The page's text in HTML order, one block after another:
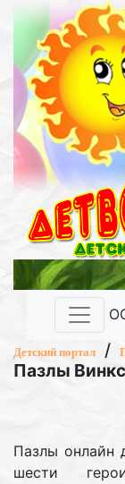
Детский портал /
Пазлы Винкс
Пазлы онлайн
шести